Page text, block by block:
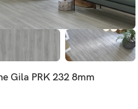
Gila PRK 232 8mm